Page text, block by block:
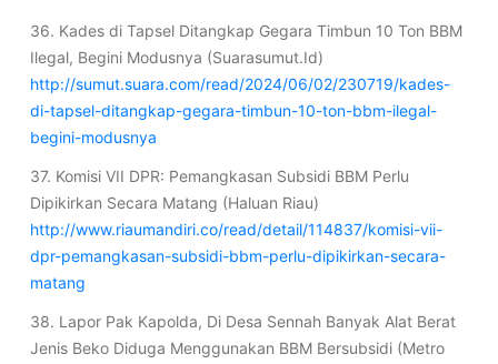
36. Kades di Tapsel Ditangkap Gegara Timbun 10 Ton BBM
Ilegal, Begini Modusnya (Suarasumut.Id)
http://sumut.suara.com/read/2024/06/02/230719/kades-
di-tapsel-ditangkap-gegara-timbun-10-ton-bbm-ilegal-
begini-modusnya
37. Komisi VII DPR: Pemangkasan Subsidi BBM Perlu
Dipikirkan Secara Matang (Haluan Riau)
http://www.riaumandiri.co/read/detail/114837/komisi-vii-
dpr-pemangkasan-subsidi-bbm-perlu-dipikirkan-secara-
matang
38. Lapor Pak Kapolda, Di Desa Sennah Banyak Alat Berat
Jenis Beko Diduga Menggunakan BBM Bersubsidi (Metro